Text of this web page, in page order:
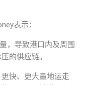
表示：
，导致港口内及周围
的供应链。
快、更大量地运走